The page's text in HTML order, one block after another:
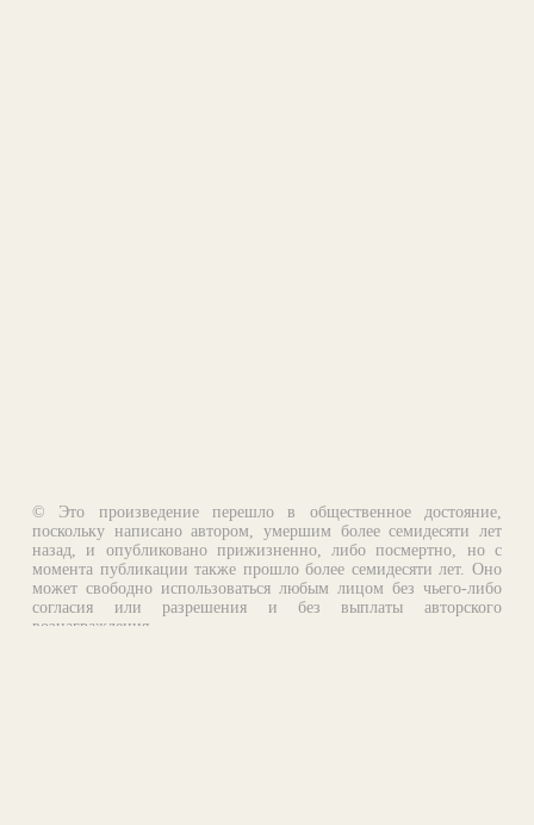
© Это произведение перешло в общественное достояние,
поскольку написано автором, умершим более семидесяти лет
назад, и опубликовано прижизненно, либо посмертно, но с
момента публикации также прошло более семидесяти лет. Оно
может свободно использоваться любым лицом без чьего-либо
согласия или разрешения и без выплаты авторского
вознаграждения.